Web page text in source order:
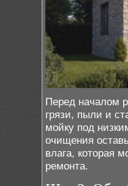
Перед началом
грязи, пыли и
мойку под
очищения
влага, которая
ремонта.